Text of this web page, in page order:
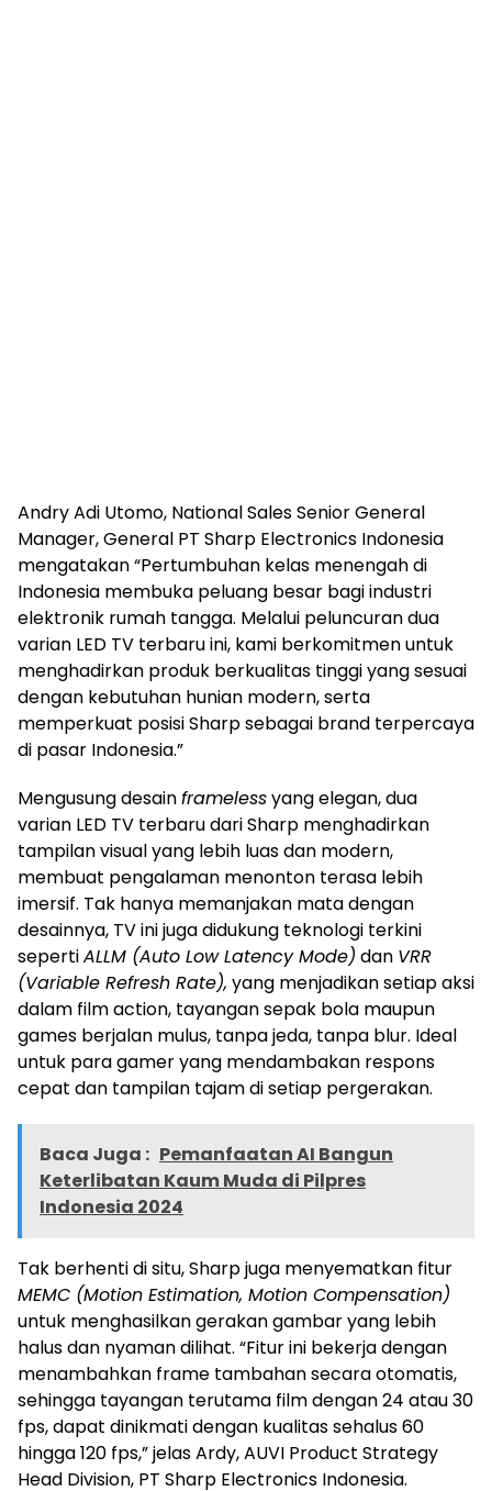
Andry Adi Utomo, National Sales Senior General
Manager, General PT Sharp Electronics Indonesia
mengatakan “Pertumbuhan kelas menengah di
Indonesia membuka peluang besar bagi industri
elektronik rumah tangga. Melalui peluncuran dua
varian LED TV terbaru ini, kami berkomitmen untuk
menghadirkan produk berkualitas tinggi yang sesuai
dengan kebutuhan hunian modern, serta
memperkuat posisi Sharp sebagai brand terpercaya
di pasar Indonesia.”
Mengusung desainframelessyang elegan, dua
varian LED TV terbaru dari Sharp menghadirkan
tampilan visual yang lebih luas dan modern,
membuat pengalaman menonton terasa lebih
imersif. Tak hanya memanjakan mata dengan
desainnya, TV ini juga didukung teknologi terkini
sepertiALLM (Auto Low Latency Mode) dan VRR
(Variable Refresh Rate), yang menjadikan setiap aksi
dalam film action, tayangan sepak bola maupun
games berjalan mulus, tanpa jeda, tanpa blur. Ideal
untuk para gamer yang mendambakan respons
cepat dan tampilan tajam di setiap pergerakan.
Baca Juga : Pemanfaatan AI Bangun
Keterlibatan Kaum Muda di Pilpres
Indonesia 2024
Tak berhenti di situ, Sharp juga menyematkan fitur
MEMC (Motion Estimation, Motion Compensation)
untuk menghasilkan gerakan gambar yang lebih
halus dan nyaman dilihat. “Fitur ini bekerja dengan
menambahkan frame tambahan secara otomatis,
sehingga tayangan terutama film dengan 24 atau 30
fps, dapat dinikmati dengan kualitas sehalus 60
hingga 120 fps,” jelas Ardy, AUVI Product Strategy
Head Division, PT Sharp Electronics Indonesia.